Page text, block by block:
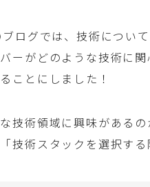
ブログでは、技術につい
ーがどのような技術に
ことにしました！
な技術領域に興味がある
技術スタックを選択す